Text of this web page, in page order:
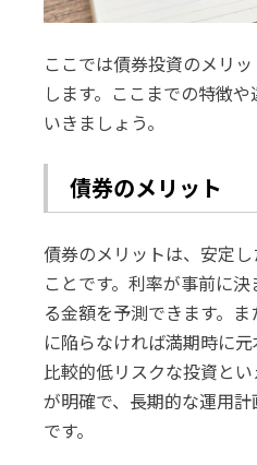
ここでは債券投資のメリ
します。ここまでの特徴
いきましょう。
債券のメリット
債券のメリットは、安定
ことです。利率が事前に
る金額を予測できます。
に陥らなければ満期時に元
比較的低リスクな投資と
が明確で、長期的な運用
です。